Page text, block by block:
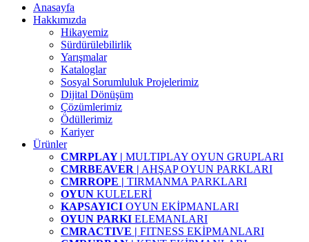
Anasayfa
Hakkımızda
Hikayemiz
Sürdürülebilirlik
Yarışmalar
Kataloglar
Sosyal Sorumluluk Projelerimiz
Dijital Dönüşüm
Çözümlerimiz
Ödüllerimiz
Kariyer
Ürünler
CMRPLAY | MULTIPLAY OYUN GRUPLARI
CMRBEAVER | AHŞAP OYUN PARKLARI
CMRROPE | TIRMANMA PARKLARI
OYUN KULELERİ
KAPSAYICI OYUN EKİPMANLARI
OYUN PARKI ELEMANLARI
CMRACTIVE | FITNESS EKİPMANLARI